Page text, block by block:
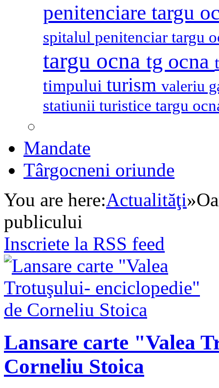
penitenciare targu
spitalul penitenciar targu
targu ocna tg ocna
timpului turism valeriu
statiunii turistice targu
Mandate
Târgocneni oriunde
You are here:Actualităţi»
publicului
Inscriete la RSS feed
Lansare carte "Valea
Corneliu Stoica